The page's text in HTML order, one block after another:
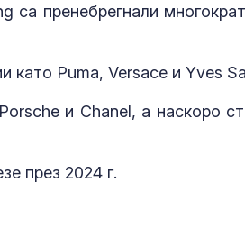
пренебрегнали
като Puma, Versace и Yves
и Chanel, а наскоро
през 2024 г.